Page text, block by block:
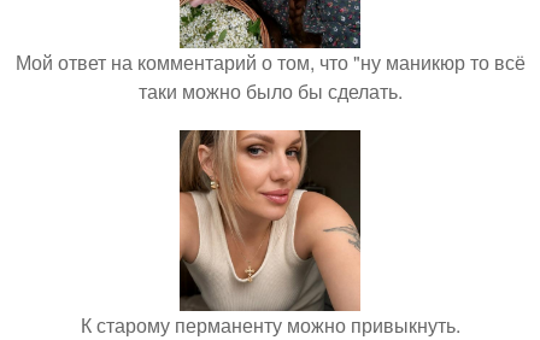
Мой ответ на комментарий о том, что "ну маникюр то всё
таки можно было бы сделать.
К старому перманенту можно привыкнуть.